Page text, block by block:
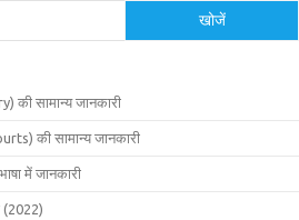
खोजें
की सामान्य जानकारी
की सामान्य जानकारी
में जानकारी
(2022)